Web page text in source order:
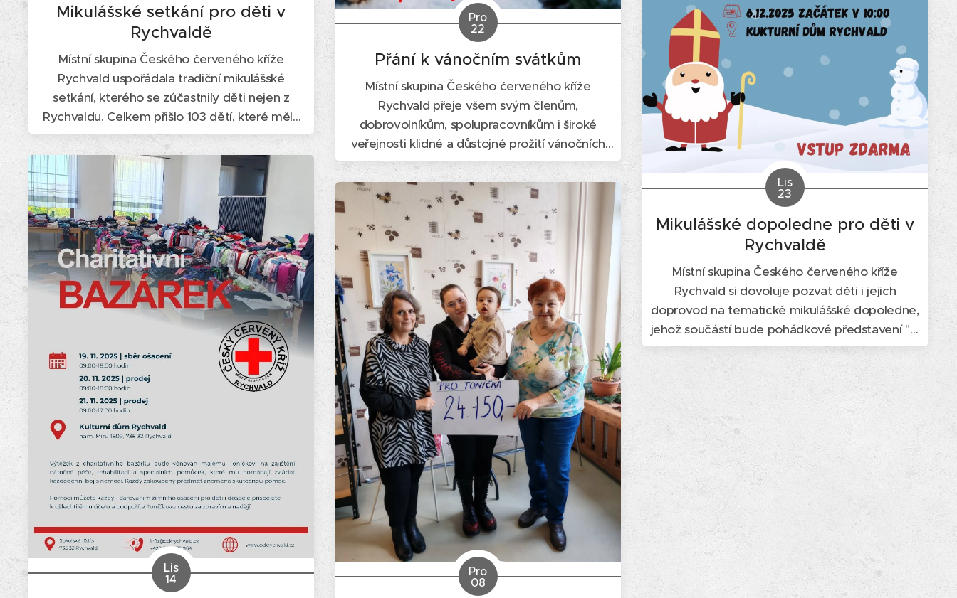
Pro
22
Přání k vánočním svátkům
Místní skupina Českého červeného kříže
Rychvald přeje všem svým členům,
dobrovolníkům, spolupracovníkům i široké
veřejnosti klidné a důstojné prožití vánočních
svátků.
Mikulášské setkání pro děti v
Rychvaldě
Místní skupina Českého červeného kříže
Rychvald uspořádala tradiční mikulášské
setkání, kterého se zúčastnily děti nejen z
Rychvaldu. Celkem přišlo 103 dětí, které měly
možnost setkat se s Mikulášem, čertem a
andělem v rámci připraveného programu.
Pro
08
Lis
23
Mikulášské dopoledne pro děti v
Rychvaldě
Místní skupina Českého červeného kříže
Rychvald si dovoluje pozvat děti i jejich
doprovod na tematické mikulášské dopoledne,
jehož součástí bude pohádkové představení "O
mikulášské košilce" s postavami myšky Klárky a
veverky Terky.
Lis
14